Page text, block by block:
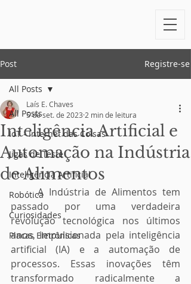
Post Registre-se
All Posts
IoT - Internet das Coisas
Jigas de Teste
Inteligência Artificial
Robótica
Curiosidades
Placas Eletrônicas
All Posts
Inteligência Artificial e
Automação na Indústria
de Alimentos
Laís E. Chaves
5 de set. de 2023 2 min de leitura
	A Indústria de Alimentos tem
passado por uma verdadeira
revolução tecnológica nos últimos
anos, impulsionada pela inteligência
artificial (IA) e a automação de
processos. Essas inovações têm
transformado radicalmente a